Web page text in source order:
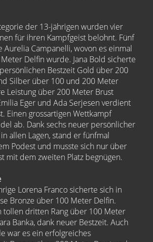
der 13-jährigen wurden vier
für ihren Kampfgeist belohnt. Fünf
Aurelia Campanelli, wovon es einmal
Delfin wurde. Jana Bold sicherte
Bestzeit Gold über 200
Silber über 100 und 200 Meter
Leistung über 200 Meter Brust
Eger und Ada Serjesen verdient
Einen grossartigen Wettkampf
ab. Dank sechs neuer persönlicher
allen Lagen, stand er fünfmal
Podest und musste sich nur über
mit dem zweiten Platz begnügen.
Lorena Franco sicherte sich in
Bronze über 100 Meter Delfin.
tollen dritten Rang über 100 Meter
Banka, dank neuer Bestzeit. Auch
war es ein erfolgreiches